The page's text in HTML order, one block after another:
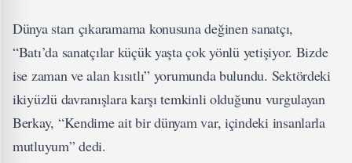
Dünya starı çıkaramama konusuna değinen sanatçı,
“Batı’da sanatçılar küçük yaşta çok yönlü yetişiyor. Bizde
ise zaman ve alan kısıtlı” yorumunda bulundu. Sektördeki
ikiyüzlü davranışlara karşı temkinli olduğunu vurgulayan
Berkay, “Kendime ait bir dünyam var, içindeki insanlarla
mutluyum” dedi.